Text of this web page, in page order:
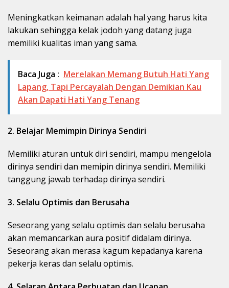
Meningkatkan keimanan adalah hal yang harus kita
lakukan sehingga kelak jodoh yang datang juga
memiliki kualitas iman yang sama.
Baca Juga : Merelakan Memang Butuh Hati Yang
Lapang, Tapi Percayalah Dengan Demikian Kau
Akan Dapati Hati Yang Tenang
2. Belajar Memimpin Dirinya Sendiri
Memiliki aturan untuk diri sendiri, mampu mengelola
dirinya sendiri dan memipin dirinya sendiri. Memiliki
tanggung jawab terhadap dirinya sendiri.
3. Selalu Optimis dan Berusaha
Seseorang yang selalu optimis dan selalu berusaha
akan memancarkan aura positif didalam dirinya.
Seseorang akan merasa kagum kepadanya karena
pekerja keras dan selalu optimis.